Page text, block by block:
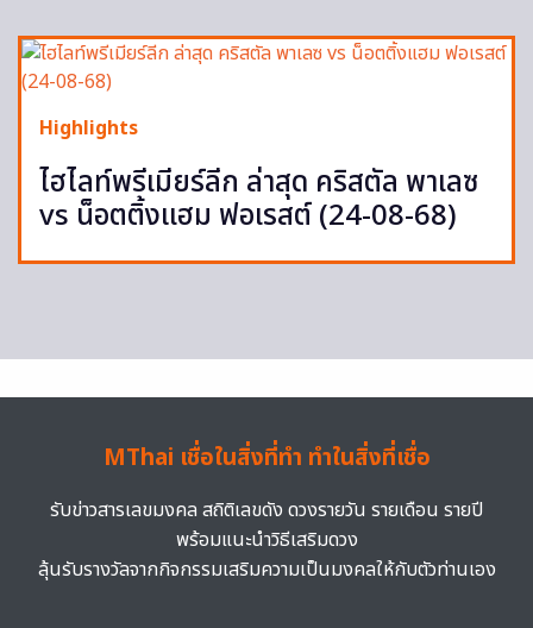
Highlights
ไฮไลท์พรีเมียร์ลีก ล่าสุด คริสตัล พาเลซ
vs น็อตติ้งแฮม ฟอเรสต์ (24-08-68)
MThai เชื่อในสิ่งที่ทำ ทำในสิ่งที่เชื่อ
รับข่าวสารเลขมงคล สถิติเลขดัง ดวงรายวัน รายเดือน รายปี
พร้อมแนะนำวิธีเสริมดวง
ลุ้นรับรางวัลจากกิจกรรมเสริมความเป็นมงคลให้กับตัวท่านเอง